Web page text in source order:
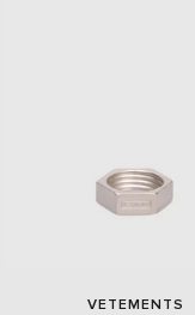
VETEMENTS